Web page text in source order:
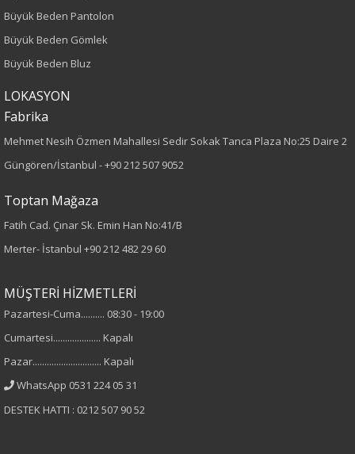
Kumaş Tipi
Kumaş
%3 Elastan
Cinsiyet
Kadın
Kol Tipi
Kısa Kol
Büyük Beden Pantolon
Büyük Beden Gömlek
Büyük Beden Bluz
LOKASYON
Fabrika
Mehmet Nesih Özmen Mahallesi Sedir Sokak Tanca Plaza No:25 Daire 2
Güngören/İstanbul -+90 212 507 9052
Toptan Mağaza
Fatih Cad. Çınar Sk. Emin Han No:41/B
Merter- İstanbul +90 212 482 29 60
MÜŞTERİ HİZMETLERİ
Pazartesi-Cuma.......... 08:30 - 19:00
Cumartesi.................... Kapalı
Pazar............................. Kapalı
WhatsApp 0531 224 05 31
DESTEK HATTI : 0212 507 90 52